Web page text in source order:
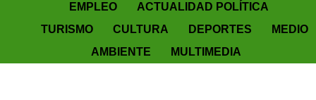
EMPLEO
ACTUALIDAD POLÍTICA
TURISMO
CULTURA DEPORTES
MEDIO
AMBIENTE
MULTIMEDIA